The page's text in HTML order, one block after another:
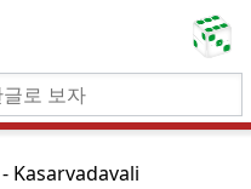
Kasarvadavali